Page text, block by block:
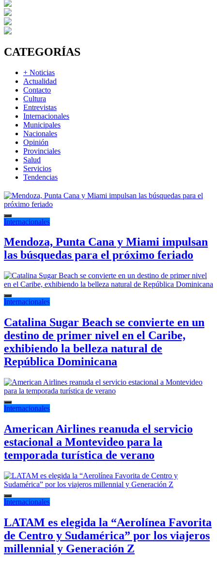
CATEGORÍAS
+ Noticias
Actualidad
Contacto
Cultura
Entrevistas
Internacionales
Municipales
Nacionales
Opinión
Provinciales
Salud
Servicios
Tendencias
Internacionales
Mendoza, Punta Cana y Miami impulsan
las búsquedas para el próximo feriado
Internacionales
Catalina Sugar Beach se convierte en un
destino de primer nivel en el Caribe,
exhibiendo la belleza natural de
República Dominicana
Internacionales
American Airlines reanuda el servicio
estacional a Montevideo para la
temporada turística de verano
Internacionales
LATAM es elegida la “Aerolínea Favorita
de Centro y Sudamérica” por los viajeros
millennial y Generación Z